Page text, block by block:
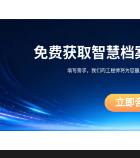
免费获取智慧档
填写需求，我们的工程师将为您
立即